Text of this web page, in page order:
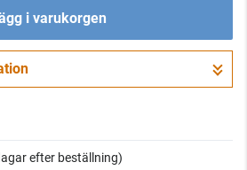
i varukorgen
Gå till kassan
efter beställning)